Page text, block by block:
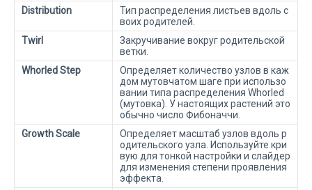
Distribution
Тип распределения листьев вдоль с
воих родителей.
Twirl
Закручивание вокруг родительской
ветки.
Whorled Step
Определяет количество узлов в каж
дом мутовчатом шаге при использо
вании типа распределения Whorled
(мутовка). У настоящих растений это
обычно число Фибоначчи.
Growth Scale
Определяет масштаб узлов вдоль р
одительского узла. Используйте кри
вую для тонкой настройки и слайдер
для изменения степени проявления
эффекта.